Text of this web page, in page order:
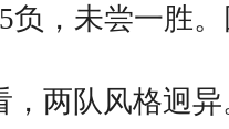
负，未尝一胜
，两队风格迥